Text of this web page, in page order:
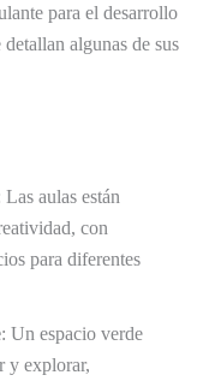
para el desarrollo
algunas de sus
Las aulas están
con
para diferentes
: Un espacio verde
y explorar,